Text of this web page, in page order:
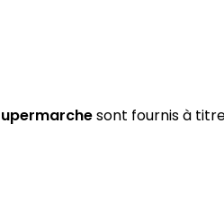
sont fournis à